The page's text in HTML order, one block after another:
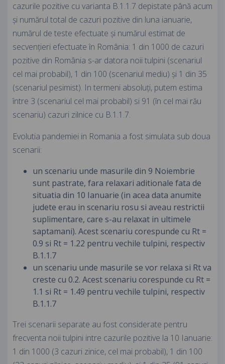
cazurile pozitive cu varianta B.1.1.7 depistate până acum
și numărul total de cazuri pozitive din luna ianuarie,
numărul de teste efectuate și numărul estimat de
secvențieri efectuate în România: 1 din 1000 de cazuri
pozitive din România s-ar datora noii tulpini (scenariul
cel mai probabil), 1 din 100 (scenariul mediu) și 1 din 35
(scenariul pesimist). In termeni absoluți, putem estima
între 3 (scenariul cel mai probabil) si 91 (în cel mai rău
scenariu) cazuri zilnice cu B.1.1.7.
Evolutia pandemiei in Romania a fost simulata sub doua
scenarii:
un scenariu unde masurile din 9 Noiembrie
sunt pastrate, fara relaxari aditionale fata de
situatia din 10 Ianuarie (in acea data anumite
judete erau in scenariu rosu si aveau restrictii
suplimentare, care s-au relaxat in ultimele
saptamani). Acest scenariu corespunde cu Rt =
0.9 si Rt = 1.22 pentru vechile tulpini, respectiv
B.1.1.7
un scenariu unde masurile se vor relaxa si Rt va
creste cu 0.2. Acest scenariu corespunde cu Rt =
1.1 si Rt = 1.49 pentru vechile tulpini, respectiv
B.1.1.7
Trei scenarii separate au fost considerate pentru
frecventa noii tulpini intre cazurile pozitive la 10 Ianuarie:
1 din 1000 (3 cazuri zinice, cel mai probabil), 1 din 100